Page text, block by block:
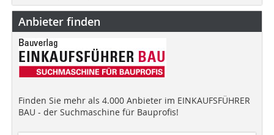
Anbieter finden
Finden Sie mehr als 4.000 Anbieter im EINKAUFSFÜHRER
BAU - der Suchmaschine für Bauprofis!